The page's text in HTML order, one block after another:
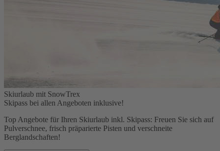
Skiurlaub mit SnowTrex
Skipass bei allen Angeboten inklusive!
Top Angebote für Ihren Skiurlaub inkl. Skipass: Freuen Sie sich auf
Pulverschnee, frisch präparierte Pisten und verschneite
Berglandschaften!